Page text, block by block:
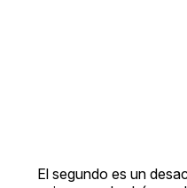
El segundo es un